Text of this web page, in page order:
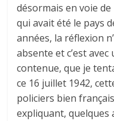
désormais en voie
qui avait été le pays
années, la réflexion
absente et c’est
contenue, que je
ce 16 juillet 1942,
policiers bien
expliquant, quelques